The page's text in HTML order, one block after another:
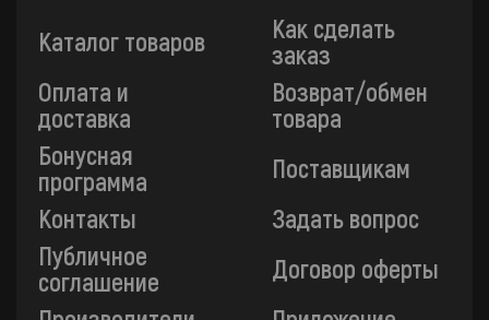
Каталог товаров
Как сделать
заказ
Оплата и
доставка
Возврат/обмен
товара
Бонусная
программа
Поставщикам
Контакты
Задать вопрос
Публичное
соглашение
Договор оферты